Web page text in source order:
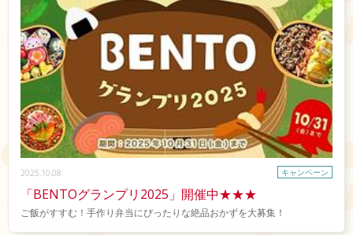
2025.10.08 キャンペーン
「BENTOグランプリ2025」開催中★★★
ご飯がすすむ！手作り弁当にぴったりな絶品おかずを大募集！